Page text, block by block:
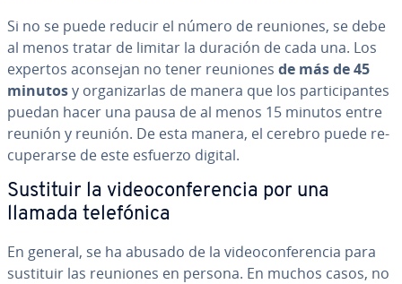
Si no se puede reducir el número de reuniones, se debe
al menos tratar de limitar la duración de cada una. Los
expertos aconsejan no tener reuniones de más de 45
minutosy or­ga­ni­zar­las de manera que los pa­r­ti­ci­pa­n­tes
puedan hacer una pausa de al menos 15 minutos entre
reunión y reunión. De esta manera, el cerebro puede re­
cu­pe­rar­se de este esfuerzo digital.
Sustituir la vi­deo­co­n­fe­re­n­cia por una
llamada te­le­fó­ni­ca
En general, se ha abusado de la vi­deo­co­n­fe­re­n­cia para
sustituir las reuniones en persona. En muchos casos, no